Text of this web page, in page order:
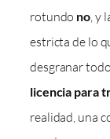
rotundo no , y
estricta de lo
desgranar
licencia para
realidad, una